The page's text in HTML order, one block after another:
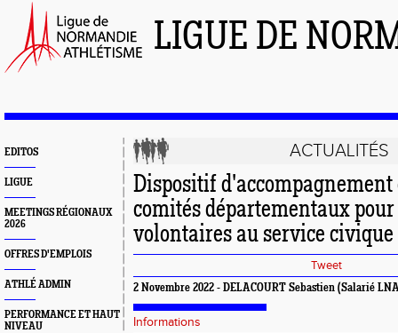
LIGUE DE
EDITOS
LIGUE
MEETINGS RÉGIONAUX
2026
OFFRES D'EMPLOIS
ATHLÉ ADMIN
PERFORMANCE ET HAUT
NIVEAU
ACTUALITÉS
Dispositif d'accompagnement
comités départementaux
volontaires au service civique
Tweet
2 Novembre 2022 - DELACOURT Sebastien (Salarié
Informations